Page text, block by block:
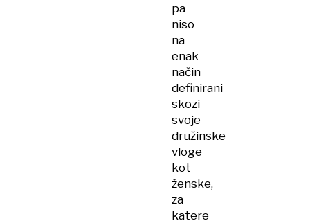
pa
niso
na
enak
način
definirani
skozi
svoje
družinske
vloge
kot
ženske,
za
katere